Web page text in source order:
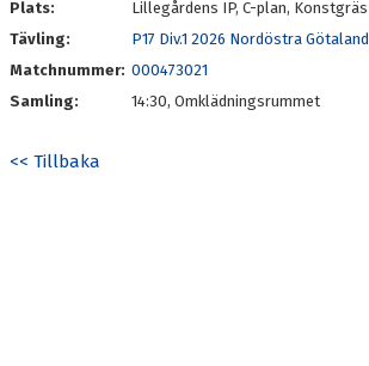
Plats:
Lillegårdens IP, C-plan, Konstgräs
Tävling:
P17 Div.1 2026 Nordöstra Götaland
Matchnummer: 000473021
Samling:
14:30, Omklädningsrummet
<< Tillbaka